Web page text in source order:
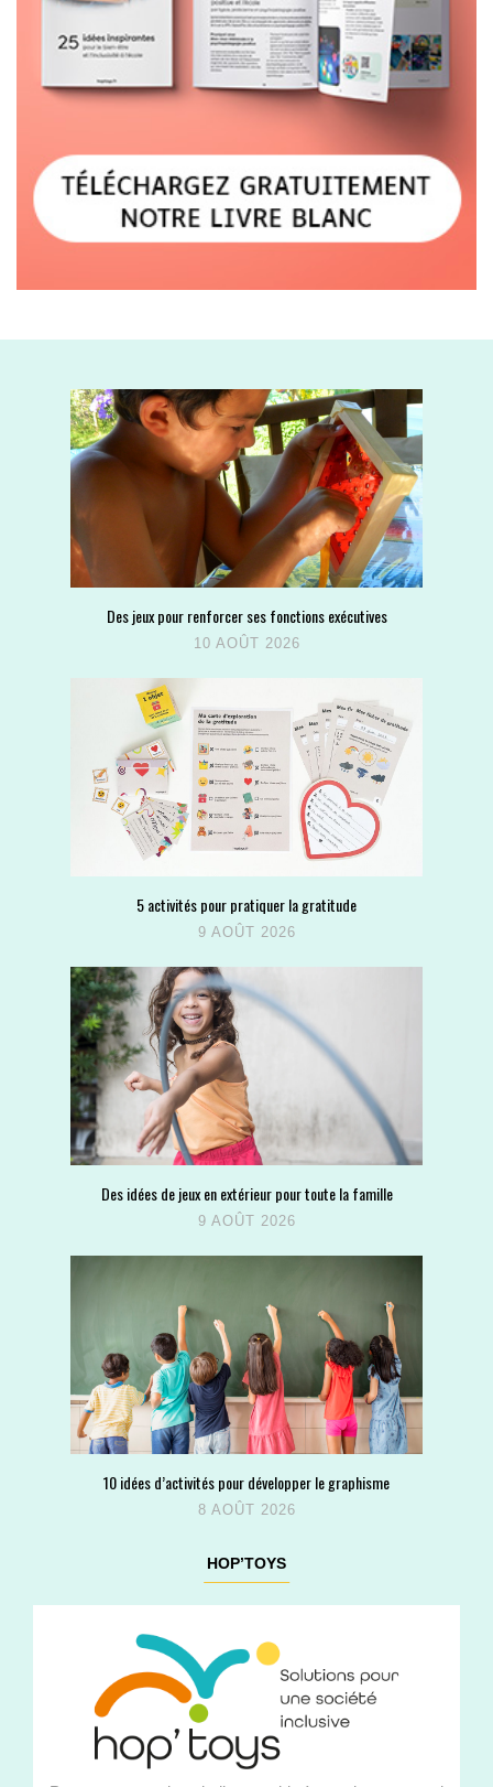
Des jeux pour renforcer ses fonctions exécutives
10 AOÛT 2026
5 activités pour pratiquer la gratitude
9 AOÛT 2026
Des idées de jeux en extérieur pour toute la famille
9 AOÛT 2026
10 idées d’activités pour développer le graphisme
8 AOÛT 2026
HOP’TOYS